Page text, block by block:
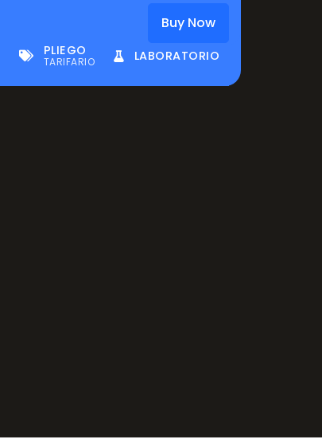
Noticias
PLIEGO
TARIFARIO LABORATORIO
Buy Now